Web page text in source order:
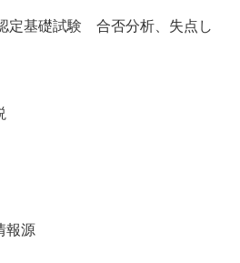
定基礎試験 合否分析、失点し
報源